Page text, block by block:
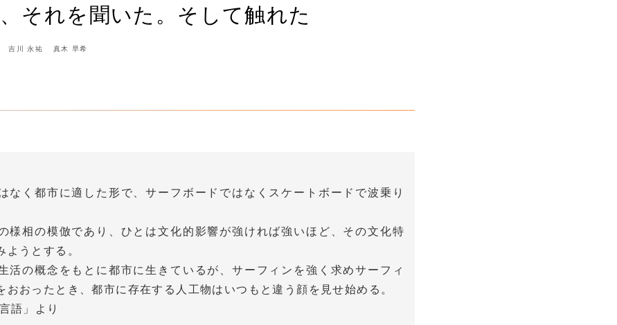
それを聞いた。そして触れた
吉川 永祐 真木 早希
なく都市に適した形で、サーフボードではなくスケートボードで波乗り
様相の模倣であり、ひとは文化的影響が強ければ強いほど、その文化特
うとする。
活の概念をもとに都市に生きているが、サーフィンを強く求めサーフィ
おおったとき、都市に存在する人工物はいつもと違う顔を見せ始める。
語」より